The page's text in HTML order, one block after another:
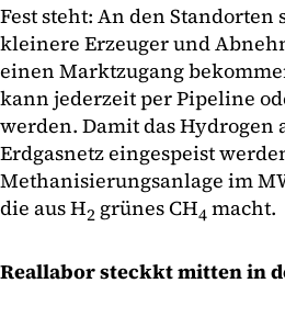
Fest steht: An den Standorten
kleinere Erzeuger und
einen Marktzugang
kann jederzeit per Pipeline
werden. Damit das Hydrogen
Erdgasnetz eingespeist
Methanisierungsanlage im
die aus H2 grünes CH4macht.
Reallabor steckkt mitten in